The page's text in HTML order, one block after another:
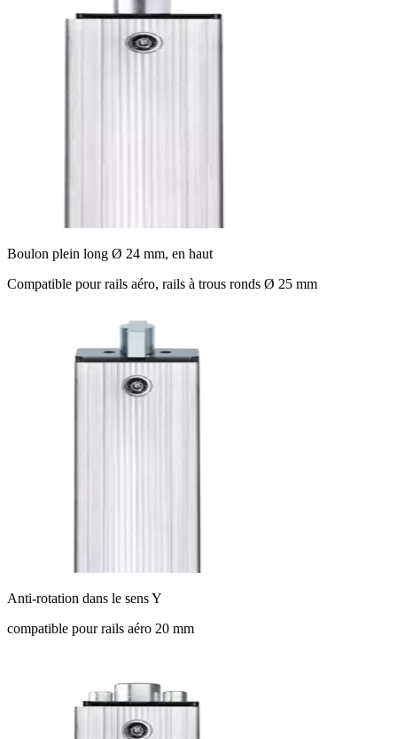
Boulon plein long Ø 24 mm, en haut
Compatible pour rails aéro, rails à trous ronds Ø 25 mm
Anti-rotation dans le sens Y
compatible pour rails aéro 20 mm